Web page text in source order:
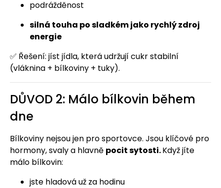
podrážděnost
silná touha po sladkém jako rychlý zdroj
energie
✅ Řešení: jíst jídla, která udržují cukr stabilní
(vláknina + bílkoviny + tuky).
DŮVOD 2: Málo bílkovin během
dne
Bílkoviny nejsou jen pro sportovce. Jsou klíčové pro
hormony, svaly a hlavně pocit sytosti.Když jíte
málo bílkovin:
jste hladová už za hodinu